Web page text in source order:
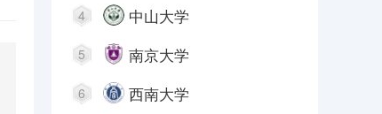
4 中山大学
5 南京大学
6 西南大学